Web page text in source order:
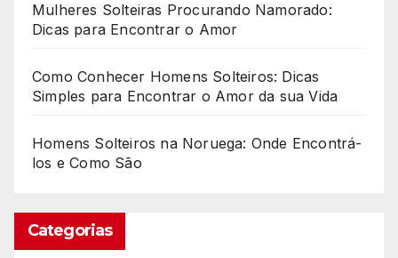
Mulheres Solteiras Procurando Namorado:
Dicas para Encontrar o Amor
Como Conhecer Homens Solteiros: Dicas
Simples para Encontrar o Amor da sua Vida
Homens Solteiros na Noruega: Onde Encontrá-
los e Como São
Categorias